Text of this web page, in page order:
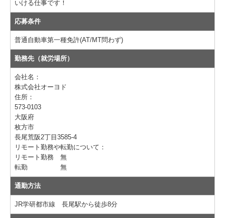
募集要項（産業機械本部 整備士 奈良)
募集要項（エンジン事業本部 整備士 )
募集要項（鉄道車両部 整備士 寝屋川 )
募集要項（鉄道車両部 整備士 岡山 )
Instagram
お問い合わせ
個人情報保護方針
いける仕事です！
応募条件
普通自動車第一種免許(AT/MT問わず)
勤務先（就労場所）
会社名：
株式会社オーヨド
住所：
573-0103
大阪府
枚方市
長尾荒阪2丁目3585-4
リモート勤務や転勤について：
リモート勤務 無
転勤 無
通勤方法
JR学研都市線 長尾駅から徒歩8分